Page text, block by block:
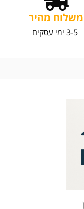
משלוח מהיר